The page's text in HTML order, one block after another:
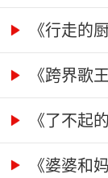
《行走的
《跨界歌
《了不起
《婆婆和